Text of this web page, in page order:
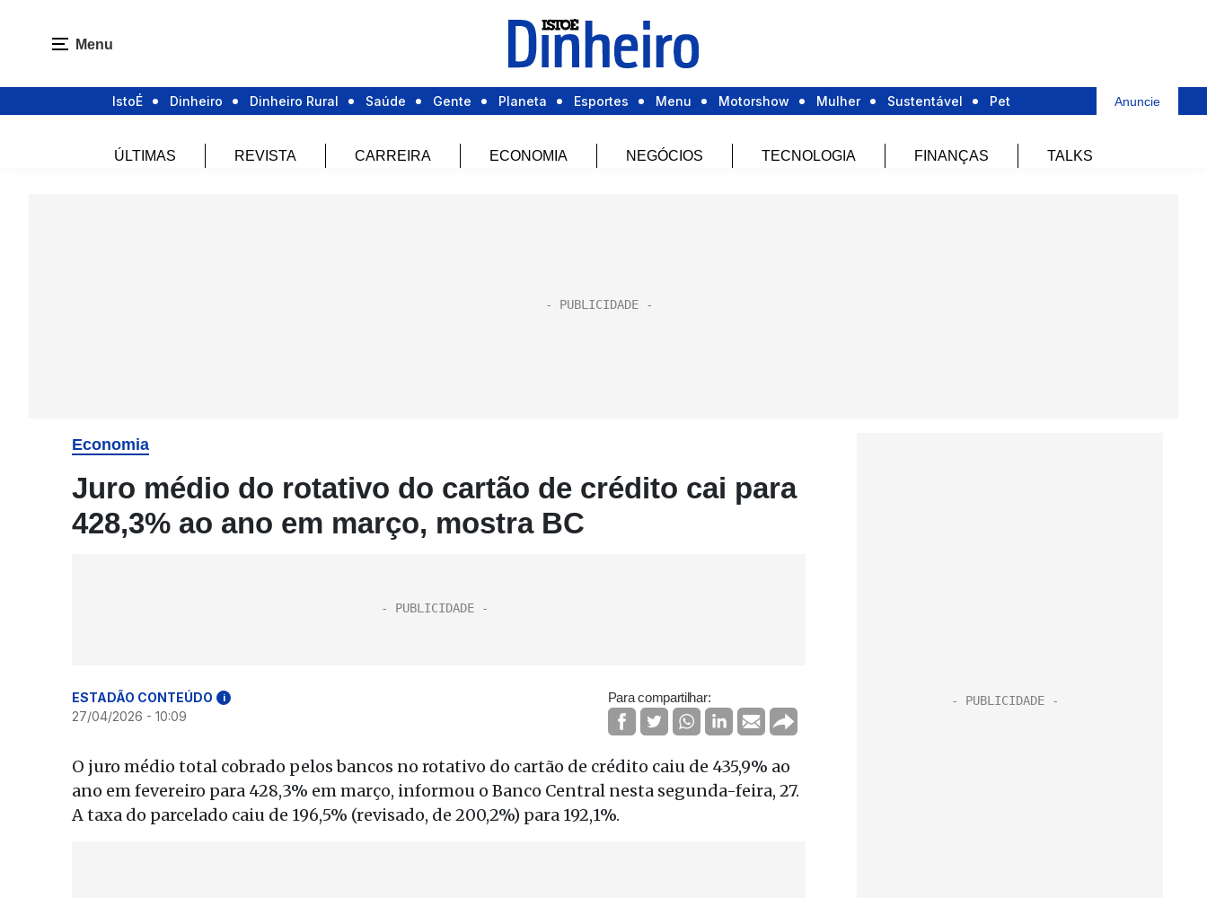
Menu
IstoÉ Dinheiro Dinheiro Rural Saúde Gente Planeta Esportes Menu Motorshow Mulher Sustentável Pet Anuncie
ÚLTIMAS REVISTA CARREIRA ECONOMIA NEGÓCIOS TECNOLOGIA FINANÇAS TALKS
Economia
Juro médio do rotativo do cartão de crédito cai para
428,3% ao ano em março, mostra BC
ESTADÃO CONTEÚDO i
27/04/2026 - 10:09
Para compartilhar:
O juro médio total cobrado pelos bancos no rotativo do cartão de crédito caiu de 435,9% ao
ano em fevereiro para 428,3% em março, informou o Banco Central nesta segunda-feira, 27.
A taxa do parcelado caiu de 196,5% (revisado, de 200,2%) para 192,1%.